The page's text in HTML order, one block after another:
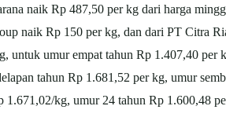
naik Rp 487,50 per kg dari harga
naik Rp 150 per kg, dan dari PT Citra
untuk umur empat tahun Rp 1.407,40 per
tahun Rp 1.681,52 per kg, umur
kg, umur 24 tahun Rp 1.600,48